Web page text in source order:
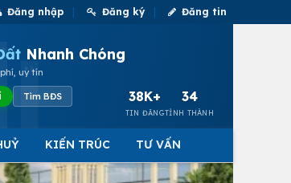
Đăng nhập Đăng ký Đăng tin
Nhanh Chóng
uy tín
Tìm BĐS 38K+
TIN ĐĂNG
34
TỈNH THÀNH
KIẾN TRÚC TƯ VẤN